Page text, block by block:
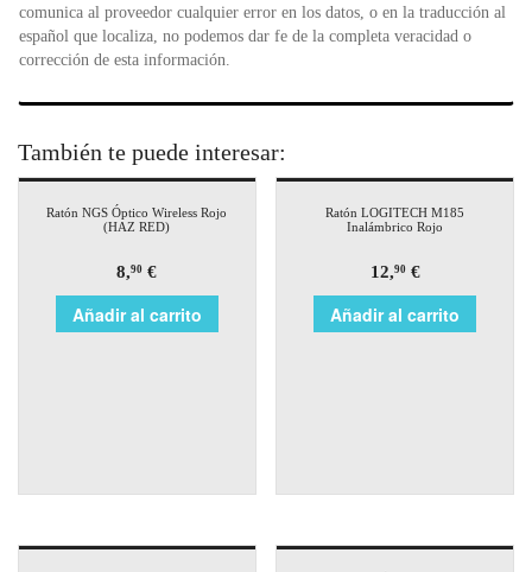
comunica al proveedor cualquier error en los datos, o en la traducción al
español que localiza, no podemos dar fe de la completa veracidad o
corrección de esta información.
También te puede interesar:
Ratón NGS Óptico Wireless Rojo
(HAZ RED)
8,90 €
Añadir al carrito
Ratón LOGITECH M185
Inalámbrico Rojo
12,90€
Añadir al carrito